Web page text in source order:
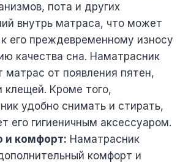
пота и других
внутрь матраса, что может
его преждевременному износу
качества сна. Наматрасник
матрас от появления пятен,
клещей. Кроме того,
удобно снимать и стирать,
его гигиеничным аксессуаром.
и комфорт: Наматрасник
комфорт и